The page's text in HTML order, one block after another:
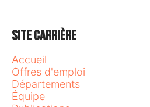
Site carrière
Accueil
Offres d'emploi
Départements
Équipe